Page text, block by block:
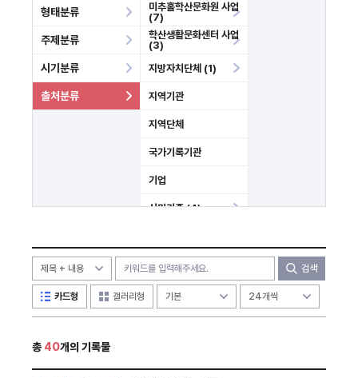
형태분류
주제분류
시기분류
출처분류
미추홀학산문화원 사업
(7)
학산생활문화센터 사업
(3)
지방자치단체 (1)
지역기관
지역단체
국가기록기관
기업
시민기증 (4)
기타 검색
카드형 갤러리형
총 40개의 기록물